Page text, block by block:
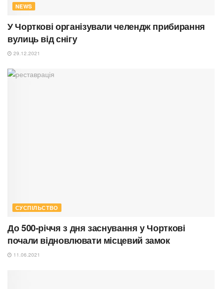
NEWS
У Чорткові організували челендж прибирання
вулиць від снігу
29.12.2021
СУСПІЛЬСТВО
До 500-річчя з дня заснування у Чорткові
почали відновлювати місцевий замок
11.06.2021